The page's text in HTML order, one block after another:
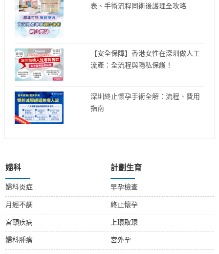
表、手術流程同術後護理全攻略
【安全保障】香港女性在深圳做人工
流產：全流程與隱私保護！
深圳終止懷孕手術全解：流程、費用
指南
婦科
婦科炎症
月經不調
宮頸疾病
婦科腫瘤
計劃生育
早孕檢查
終止懷孕
上環取環
宮外孕